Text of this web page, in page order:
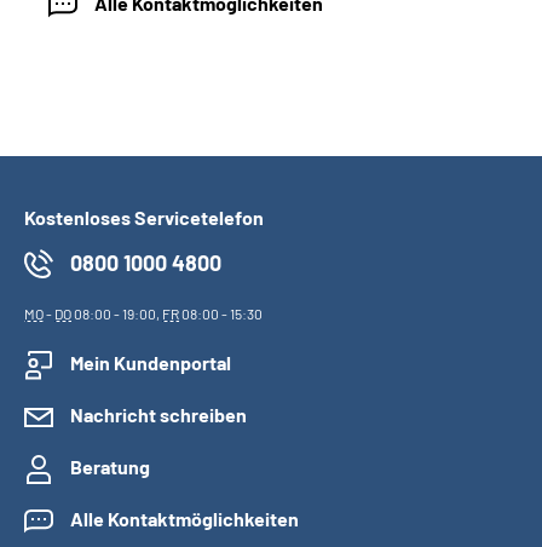
Kostenloses Servicetelefon
0800 1000 4800
MO- DO08:00 - 19:00, FR08:00 - 15:30
Mein Kundenportal
Nachricht schreiben
Beratung
Alle Kontaktmöglichkeiten